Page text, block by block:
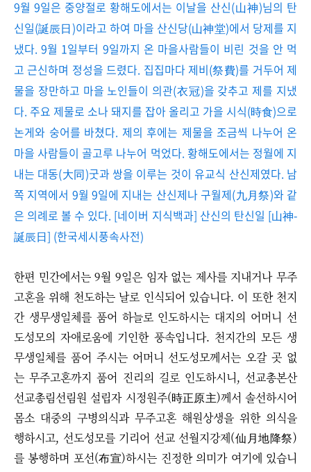
9월 9일은 중양절로 황해도에서는 이날을 산신(山神)님의 탄
신일(誕辰日)이라고 하여 마을 산신당(山神堂)에서 당제를 지
냈다. 9월 1일부터 9일까지 온 마을사람들이 비린 것을 안 먹
고 근신하며 정성을 드렸다. 집집마다 제비(祭費)를 거두어 제
물을 장만하고 마을 노인들이 의관(衣冠)을 갖추고 제를 지냈
다. 주요 제물로 소나 돼지를 잡아 올리고 가을 시식(時食)으로
논게와 숭어를 바쳤다. 제의 후에는 제물을 조금씩 나누어 온
마을 사람들이 골고루 나누어 먹었다. 황해도에서는 정월에 지
내는 대동(大同)굿과 쌍을 이루는 것이 유교식 산신제였다. 남
쪽 지역에서 9월 9일에 지내는 산신제나 구월제(九月祭)와 같
은 의례로 볼 수 있다. [네이버 지식백과] 산신의 탄신일 [山神-
誕辰日] (한국세시풍속사전)
한편 민간에서는 9월 9일은 임자 없는 제사를 지내거나 무주
고혼을 위해 천도하는 날로 인식되어 있습니다. 이 또한 천지
간 생무생일체를 품어 하늘로 인도하시는 대지의 어머니 선
도성모의 자애로움에 기인한 풍속입니다. 천지간의 모든 생
무생일체를 품어 주시는 어머니 선도성모께서는 오갈 곳 없
는 무주고혼까지 품어 진리의 길로 인도하시니, 선교총본산
선교총림선림원 설립자 시정원주(時正原主)께서 솔선하시어
몸소 대중의 구병의식과 무주고혼 해원상생을 위한 의식을
행하시고, 선도성모를 기리어 선교 선월지강제(仙月地降祭)
를 봉행하며 포선(布宣)하시는 진정한 의미가 여기에 있습니